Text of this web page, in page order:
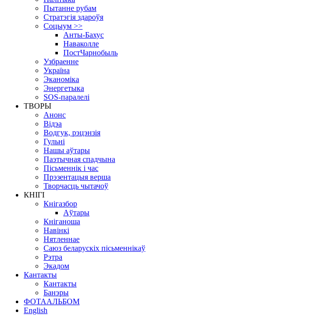
Пытанне рубам
Стратэгія здароўя
Соцыум >>
Анты-Бахус
Наваколле
ПостЧарнобыль
Узбраенне
Україна
Эканоміка
Энергетыка
SOS-паралелі
ТВОРЫ
Анонс
Відэа
Водгук, рэцэнзія
Гульні
Нашы аўтары
Паэтычная спадчына
Пісьменнік і час
Прэзентацыя верша
Творчасць чытачоў
КНІГІ
Кнігазбор
Аўтары
Кніганоша
Навінкі
Нятленнае
Саюз беларускіх пісьменнікаў
Рэтра
Экадом
Кантакты
Кантакты
Банэры
ФОТААЛЬБОМ
English